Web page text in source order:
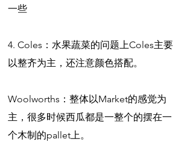
一些
4. Coles：水果蔬菜的问题上Coles主要
以整齐为主，还注意颜色搭配。
Woolworths：整体以Market的感觉为
主，很多时候西瓜都是一整个的摆在一
个木制的pallet上。